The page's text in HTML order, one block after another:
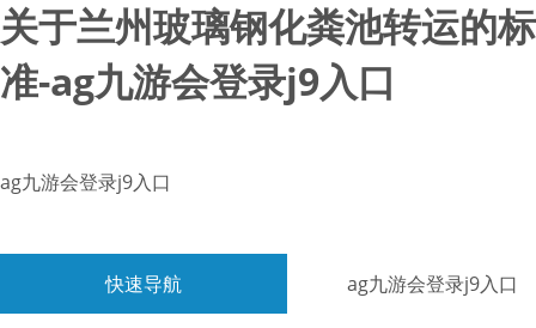
关于兰州玻璃钢化粪池转运的标
准-ag九游会登录j9入口
ag九游会登录j9入口
快速导航 ag九游会登录j9入口